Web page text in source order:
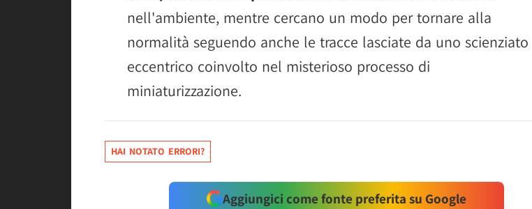
nell'ambiente, mentre cercano un modo per tornare alla
normalità seguendo anche le tracce lasciate da uno scienziato
eccentrico coinvolto nel misterioso processo di
miniaturizzazione.
HAI NOTATO ERRORI?
Aggiungici come fonte preferita su Google